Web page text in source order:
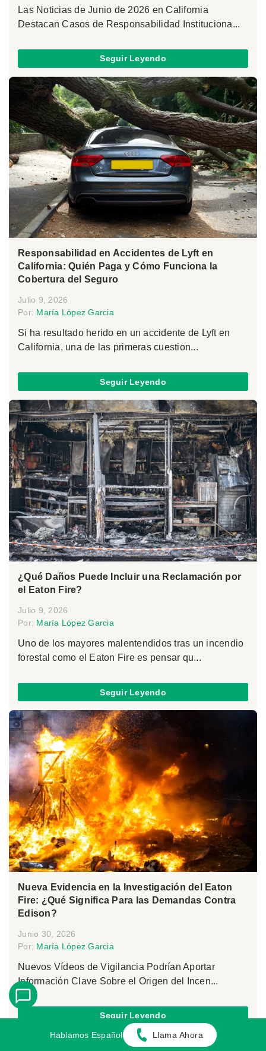
Las Noticias de Junio de 2026 en California
Destacan Casos de Responsabilidad Instituciona...
Seguir Leyendo
Responsabilidad en Accidentes de Lyft en
California: Quién Paga y Cómo Funciona la
Cobertura del Seguro
Julio 9, 2026
Por: María López Garcia
Si ha resultado herido en un accidente de Lyft en
California, una de las primeras cuestion...
Seguir Leyendo
¿Qué Daños Puede Incluir una Reclamación por
el Eaton Fire?
Julio 9, 2026
Por: María López Garcia
Uno de los mayores malentendidos tras un incendio
forestal como el Eaton Fire es pensar qu...
Seguir Leyendo
Nueva Evidencia en la Investigación del Eaton
Fire: ¿Qué Significa Para las Demandas Contra
Edison?
Junio 30, 2026
Por: María López Garcia
Nuevos Vídeos de Vigilancia Podrían Aportar
Información Clave Sobre el Origen del Incen...
Seguir Leyendo
Hablamos Español Llama Ahora